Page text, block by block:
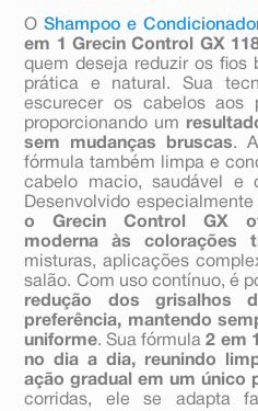
OShampoo e
em 1 Grecin Control GX
quem deseja reduzir os fios
prática e natural. Sua
escurecer os cabelos aos
proporcionando um
sem mudanças bruscas.
fórmula também limpa e
cabelo macio, saudável e
Desenvolvido
o Grecin Control GX
moderna às colorações
misturas, aplicações
salão. Com uso contínuo, é
redução dos grisalhos
preferência, mantendo
uniforme. Sua fórmula2 em
no dia a dia, reunindo
ação gradual em um único
corridas, ele se adapta